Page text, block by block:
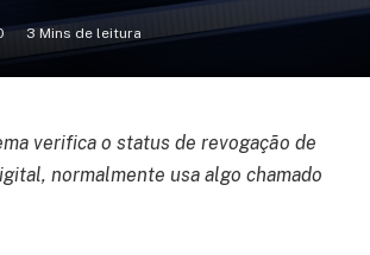
3 Mins de leitura
verifica o status de revogação de
normalmente usa algo chamado